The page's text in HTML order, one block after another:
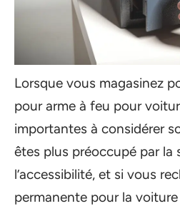
Lorsque vous magasinez
pour arme à feu pour
importantes à considérer
êtes plus préoccupé par la
l’accessibilité, et si vous
permanente pour la